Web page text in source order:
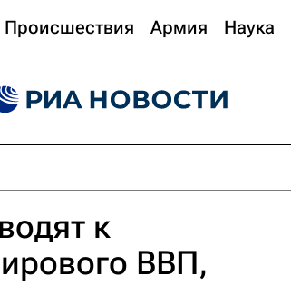
Происшествия Армия Наука
к
ВВП,